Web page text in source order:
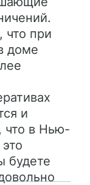
что при
доме
и
что в Нью-
будете